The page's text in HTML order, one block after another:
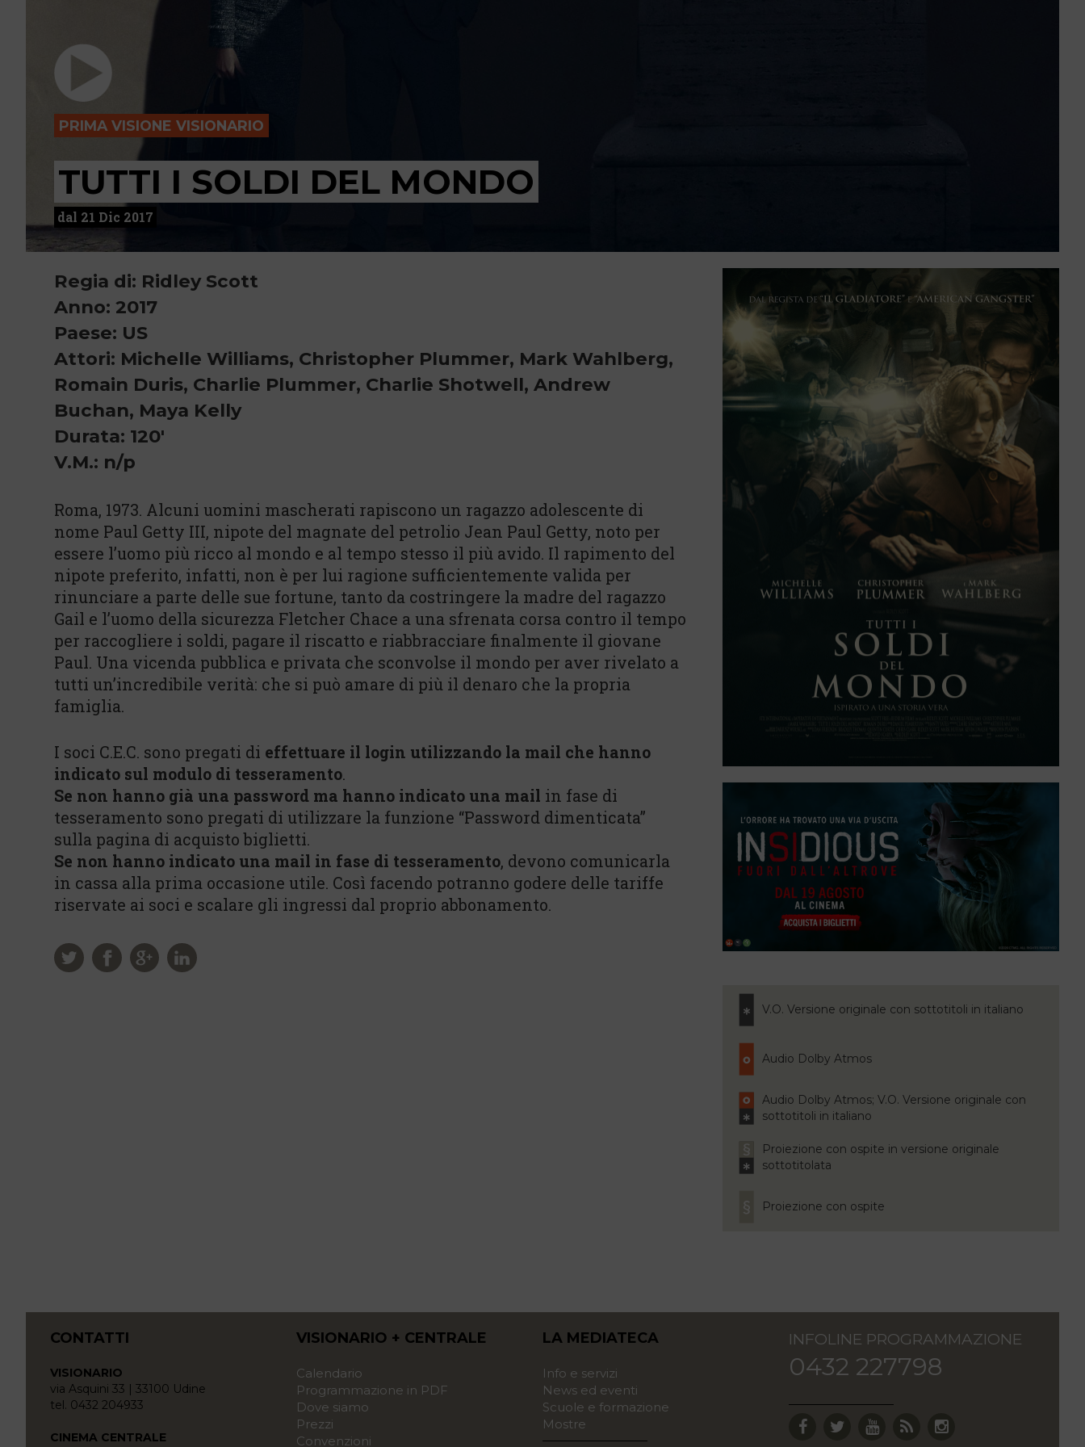
PRIMA VISIONE VISIONARIO
TUTTI I SOLDI DEL MONDO
dal 21 Dic 2017
Regia di: Ridley Scott
Anno: 2017
Paese: US
Attori: Michelle Williams, Christopher Plummer, Mark Wahlberg,
Romain Duris, Charlie Plummer, Charlie Shotwell, Andrew
Buchan, Maya Kelly
Durata: 120'
V.M.: n/p
Roma, 1973. Alcuni uomini mascherati rapiscono un ragazzo adolescente di
nome Paul Getty III, nipote del magnate del petrolio Jean Paul Getty, noto per
essere l’uomo più ricco al mondo e al tempo stesso il più avido. Il rapimento del
nipote preferito, infatti, non è per lui ragione sufficientemente valida per
rinunciare a parte delle sue fortune, tanto da costringere la madre del ragazzo
Gail e l’uomo della sicurezza Fletcher Chace a una sfrenata corsa contro il tempo
per raccogliere i soldi, pagare il riscatto e riabbracciare finalmente il giovane
Paul. Una vicenda pubblica e privata che sconvolse il mondo per aver rivelato a
tutti un’incredibile verità: che si può amare di più il denaro che la propria
famiglia.
I soci C.E.C. sono pregati di effettuare il login utilizzando la mail che hanno
indicato sul modulo di tesseramento.
Se non hanno già una password ma hanno indicato una mail in fase di
tesseramento sono pregati di utilizzare la funzione “Password dimenticata”
sulla pagina di acquisto biglietti.
Se non hanno indicato una mail in fase di tesseramento, devono comunicarla
in cassa alla prima occasione utile. Così facendo potranno godere delle tariffe
riservate ai soci e scalare gli ingressi dal proprio abbonamento.
V.O. Versione originale con sottotitoli in italiano
Audio Dolby Atmos
Audio Dolby Atmos; V.O. Versione originale con
sottotitoli in italiano
Proiezione con ospite in versione originale
sottotitolata
Proiezione con ospite
CONTATTI
VISIONARIO
via Asquini 33 | 33100 Udine
tel. 0432 204933
CINEMA CENTRALE
VISIONARIO + CENTRALE
Calendario
Programmazione in PDF
Dove siamo
Prezzi
Convenzioni
LA MEDIATECA
Info e servizi
News ed eventi
Scuole e formazione
Mostre
INFOLINE PROGRAMMAZIONE
0432 227798